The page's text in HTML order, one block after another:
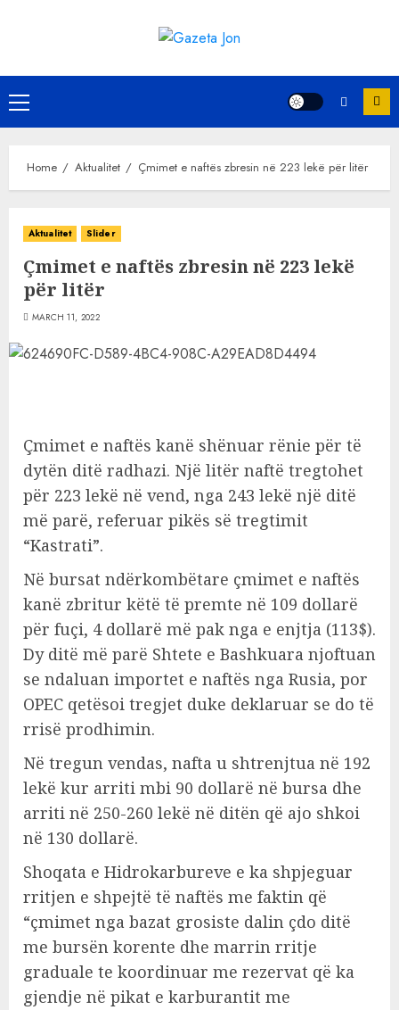
Primary
Menu
Home Aktualitet Çmimet e naftës zbresin në 223 lekë për litër
Aktualitet Slider
Çmimet e naftës zbresin në 223 lekë
për litër
MARCH 11, 2022
Çmimet e naftës kanë shënuar rënie për të
dytën ditë radhazi. Një litër naftë tregtohet
për 223 lekë në vend, nga 243 lekë një ditë
më parë, referuar pikës së tregtimit
“Kastrati”.
Në bursat ndërkombëtare çmimet e naftës
kanë zbritur këtë të premte në 109 dollarë
për fuçi, 4 dollarë më pak nga e enjtja (113$).
Dy ditë më parë Shtete e Bashkuara njoftuan
se ndaluan importet e naftës nga Rusia, por
OPEC qetësoi tregjet duke deklaruar se do të
rrisë prodhimin.
Në tregun vendas, nafta u shtrenjtua në 192
lekë kur arriti mbi 90 dollarë në bursa dhe
arriti në 250-260 lekë në ditën që ajo shkoi
në 130 dollarë.
Shoqata e Hidrokarbureve e ka shpjeguar
rritjen e shpejtë të naftës me faktin që
“çmimet nga bazat grosiste dalin çdo ditë
me bursën korente dhe marrin rritje
graduale te koordinuar me rezervat që ka
gjendje në pikat e karburantit me